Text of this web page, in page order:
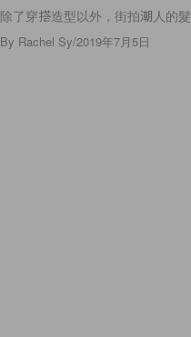
除了穿搭造型以外，街拍潮人的
By Rachel Sy/2019年7月5日